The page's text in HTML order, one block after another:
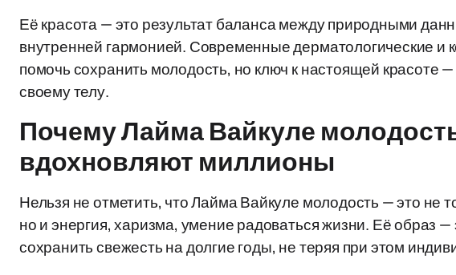
Её красота — это результат баланса между природными
внутренней гармонией. Современные дерматологические и
помочь сохранить молодость, но ключ к настоящей красоте
своему телу.
Почему Лайма Вайкуле
вдохновляют миллионы
Нельзя не отметить, что Лайма Вайкуле молодость — это не
но и энергия, харизма, умение радоваться жизни. Её образ —
сохранить свежесть на долгие годы, не теряя при этом